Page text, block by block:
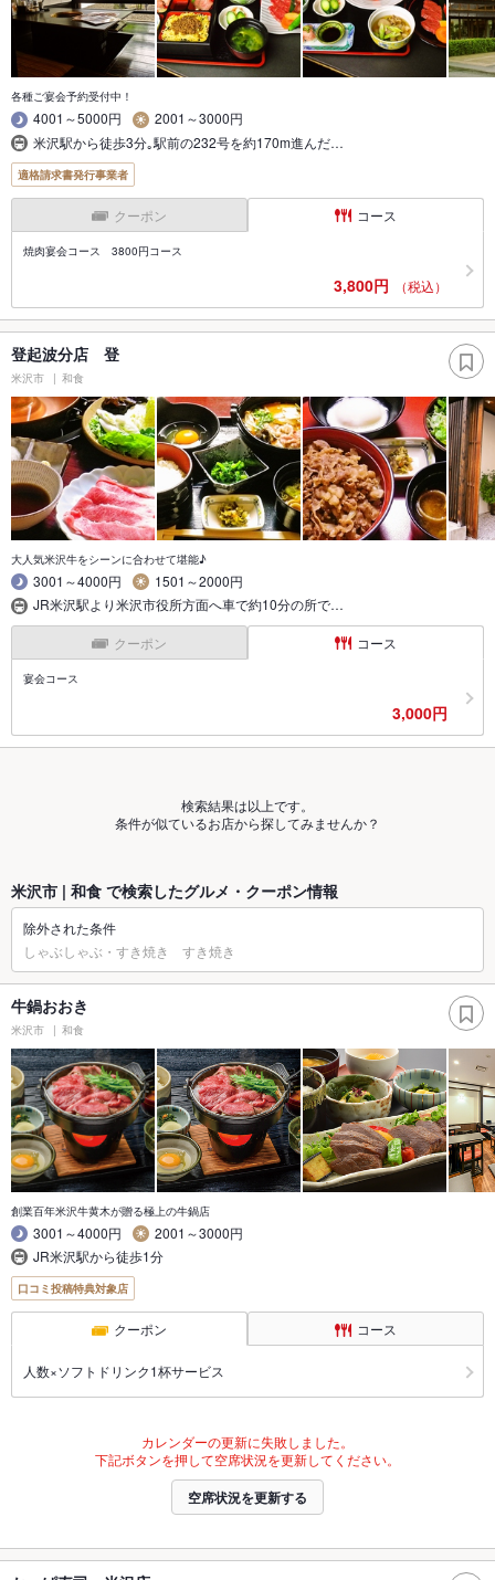
各種ご宴会予約受付中！
4001～5000円
2001～3000円
米沢駅から徒歩3分｡駅前の232号を約170m進んだ…
適格請求書発行事業者
クーポン コース
焼肉宴会コース 3800円コース
3,800円 （税込）
登起波分店 登
米沢市 和食
大人気米沢牛をシーンに合わせて堪能♪
3001～4000円
1501～2000円
JR米沢駅より米沢市役所方面へ車で約10分の所で…
クーポン コース
宴会コース
3,000円
検索結果は以上です。
条件が似ているお店から探してみませんか？
米沢市 | 和食 で検索したグルメ・クーポン情報
除外された条件
しゃぶしゃぶ・すき焼き すき焼き
牛鍋おおき
米沢市 和食
創業百年米沢牛黄木が贈る極上の牛鍋店
3001～4000円
2001～3000円
JR米沢駅から徒歩1分
口コミ投稿特典対象店
クーポン コース
人数×ソフトドリンク1杯サービス
カレンダーの更新に失敗しました。
下記ボタンを押して空席状況を更新してください。
空席状況を更新する